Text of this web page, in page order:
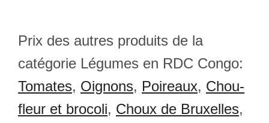
Prix des autres produits de la
catégorie Légumes en RDC Congo:
Tomates, Oignons, Poireaux, Chou-
fleur et brocoli, Choux de Bruxelles,